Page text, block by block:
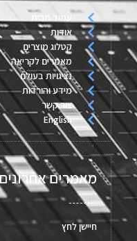
עמוד הבית
אודות
קטלוג מוצרים
מאמרים לקריאה
נציגויות בעולם
מידע והורדות
צור קשר
English
מאמרים
חיישן לחץ